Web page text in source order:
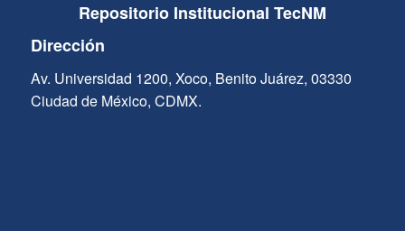
Repositorio Institucional TecNM
Dirección
Av. Universidad 1200, Xoco, Benito Juárez, 03330
Ciudad de México, CDMX.